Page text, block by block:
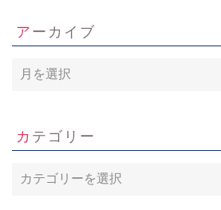
アーカイブ
ア
ー
ブ
カテゴリー